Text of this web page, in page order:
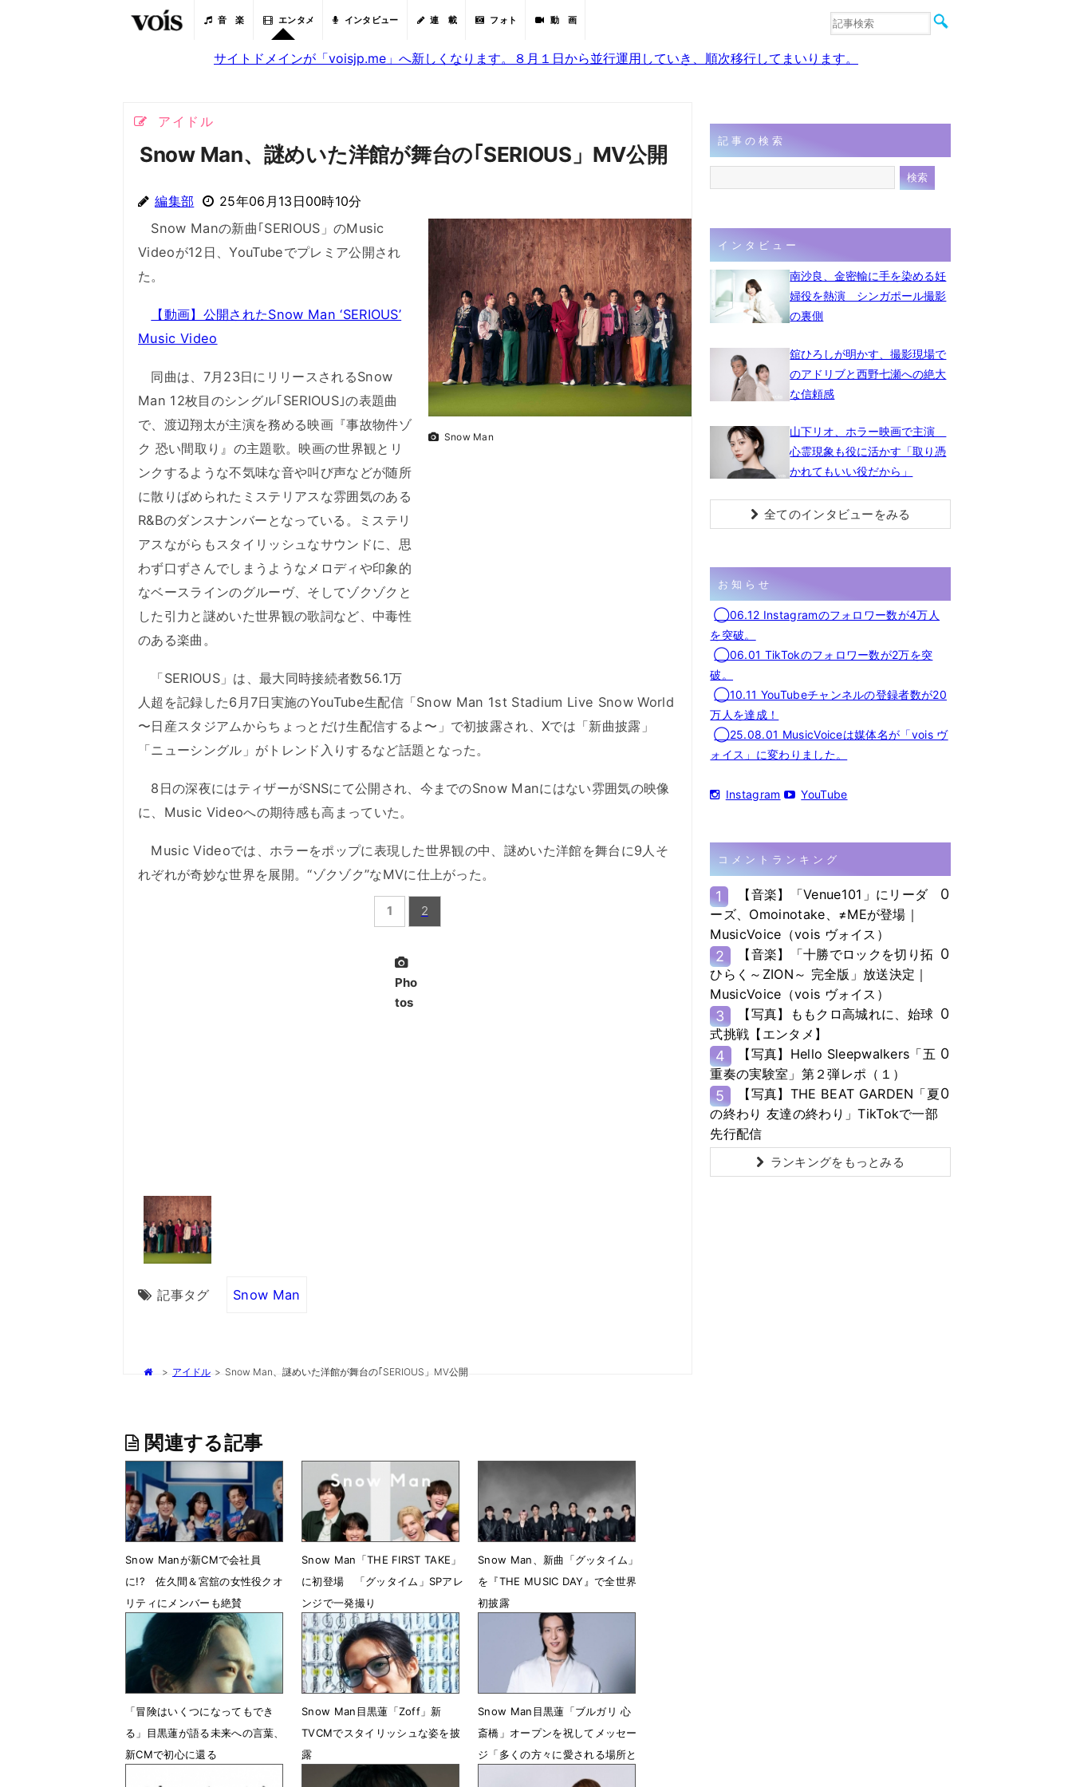
音 楽 エンタメ インタビュー 連 載 フォト 動 画
音楽
サイトドメインが「voisjp.me」へ新しくなります。８月１日から並行運用していき、順次移行してまいります。
アイドル
Snow Man、謎めいた洋館が舞台の｢SERIOUS」MV公開
編集部 25年06月13日00時10分
Snow Man
Snow Manの新曲｢SERIOUS」のMusic
Videoが12日、YouTubeでプレミア公開され
た。
【動画】公開されたSnow Man ‘SERIOUS’
Music Video
同曲は、7月23日にリリースされるSnow
Man 12枚目のシングル｢SERIOUS｣の表題曲
で、渡辺翔太が主演を務める映画『事故物件ゾ
ク 恐い間取り』の主題歌。映画の世界観とリ
ンクするような不気味な音や叫び声などが随所
に散りばめられたミステリアスな雰囲気のある
R&Bのダンスナンバーとなっている。ミステリ
アスながらもスタイリッシュなサウンドに、思
わず口ずさんでしまうようなメロディや印象的
なベースラインのグルーヴ、そしてゾクゾクと
した引力と謎めいた世界観の歌詞など、中毒性
のある楽曲。
「SERIOUS」は、最大同時接続者数56.1万
人超を記録した6月7日実施のYouTube生配信「Snow Man 1st Stadium Live Snow World
〜日産スタジアムからちょっとだけ生配信するよ〜」で初披露され、Xでは「新曲披露」
「ニューシングル」がトレンド入りするなど話題となった。
8日の深夜にはティザーがSNSにて公開され、今までのSnow Manにはない雰囲気の映像
に、Music Videoへの期待感も高まっていた。
Music Videoでは、ホラーをポップに表現した世界観の中、謎めいた洋館を舞台に9人そ
れぞれが奇妙な世界を展開。“ゾクゾク”なMVに仕上がった。
1 2
Pho
tos
記事タグ Snow Man
> アイドル > Snow Man、謎めいた洋館が舞台の｢SERIOUS」MV公開
関連する記事
Snow Manが新CMで会社員
に!? 佐久間＆宮舘の女性役クオ
リティにメンバーも絶賛
7月30日 06時00分
Snow Man「THE FIRST TAKE」
に初登場 「グッタイム」SPアレ
ンジで一発撮り
7月24日 18時10分
Snow Man、新曲「グッタイム」
を『THE MUSIC DAY』で全世界
初披露
7月4日 22時00分
「冒険はいくつになってもでき
る」目黒蓮が語る未来への言葉、
新CMで初心に還る
Snow Man目黒蓮「Zoff」新
TVCMでスタイリッシュな姿を披
露
6月30日 06時00分
Snow Man目黒蓮「ブルガリ 心
斎橋」オープンを祝してメッセー
ジ「多くの方々に愛される場所と
記事の検索
インタビュー
南沙良、金密輸に手を染める妊
婦役を熱演 シンガポール撮影
の裏側
舘ひろしが明かす、撮影現場で
のアドリブと西野七瀬への絶大
な信頼感
山下リオ、ホラー映画で主演
心霊現象も役に活かす「取り憑
かれてもいい役だから」
全てのインタビューをみる
お知らせ
◯06.12 Instagramのフォロワー数が4万人
を突破。
◯06.01 TikTokのフォロワー数が2万を突
破。
◯10.11 YouTubeチャンネルの登録者数が20
万人を達成！
◯25.08.01 MusicVoiceは媒体名が「vois ヴ
ォイス」に変わりました。
Instagram YouTube
コメントランキング
1
【音楽】「Venue101」にリーダ
ーズ、Omoinotake、≠MEが登場｜
MusicVoice（vois ヴォイス）
0
2
【音楽】「十勝でロックを切り拓
ひらく～ZION～ 完全版」放送決定｜
MusicVoice（vois ヴォイス）
0
3
【写真】ももクロ高城れに、始球
式挑戦【エンタメ】
0
4
【写真】Hello Sleepwalkers「五
重奏の実験室」第２弾レポ（１）
0
5
【写真】THE BEAT GARDEN「夏
の終わり 友達の終わり」TikTokで一部
先行配信
0
ランキングをもっとみる